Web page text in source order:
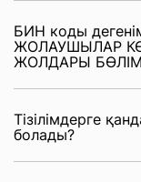
БИН коды
ЖОЛАУШЫЛАР
ЖОЛДАРЫ
Тізілімдерге
болады?